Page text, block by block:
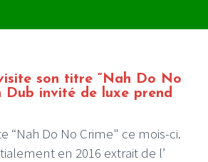
son titre “Nah Do No
Dub invité de luxe prend
“Nah Do No Crime" ce mois-ci.
en 2016 extrait de l’